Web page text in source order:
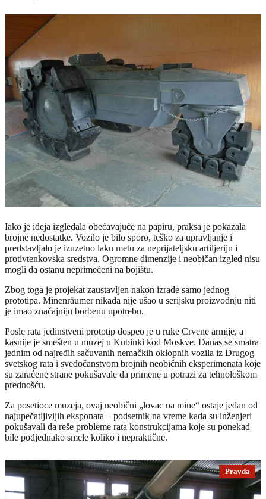
Iako je ideja izgledala obećavajuće na papiru, praksa je pokazala
brojne nedostatke. Vozilo je bilo sporo, teško za upravljanje i
predstavljalo je izuzetno laku metu za neprijateljsku artiljeriju i
protivtenkovska sredstva. Ogromne dimenzije i neobičan izgled nisu
mogli da ostanu neprimećeni na bojištu.
Zbog toga je projekat zaustavljen nakon izrade samo jednog
prototipa. Minenräumer nikada nije ušao u serijsku proizvodnju niti
je imao značajniju borbenu upotrebu.
Posle rata jedinstveni prototip dospeo je u ruke Crvene armije, a
kasnije je smešten u muzej u Kubinki kod Moskve. Danas se smatra
jednim od najređih sačuvanih nemačkih oklopnih vozila iz Drugog
svetskog rata i svedočanstvom brojnih neobičnih eksperimenata koje
su zaraćene strane pokušavale da primene u potrazi za tehnološkom
prednošću.
Za posetioce muzeja, ovaj neobični „lovac na mine“ ostaje jedan od
najupečatljivijih eksponata – podsetnik na vreme kada su inženjeri
pokušavali da reše probleme rata konstrukcijama koje su ponekad
bile podjednako smele koliko i nepraktične.
Pravda